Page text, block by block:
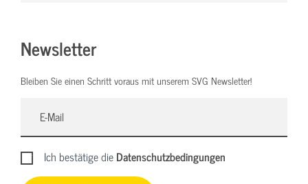
Newsletter
Bleiben Sie einen Schritt voraus mit unserem SVG Newsletter!
Ich bestätige dieDatenschutzbedingungen